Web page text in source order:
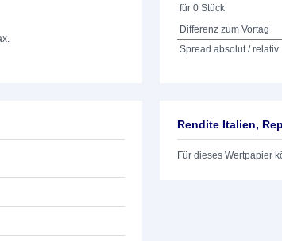
für 0 Stück
Differenz zum Vortag
Spread absolut / relativ
Rendite Italien,
Für dieses Wertpapier